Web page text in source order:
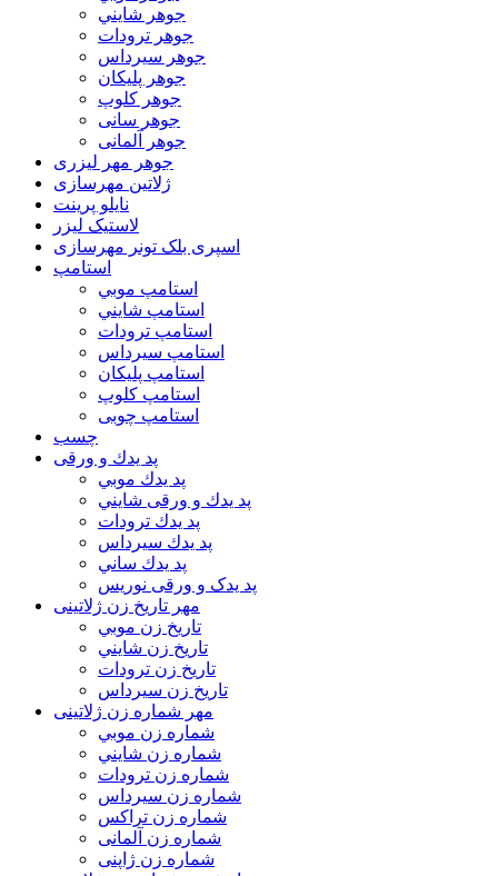
جوهر شايني
جوهر ترودات
جوهر سيرداس
جوهر پلیکان
جوهر کلوپ
جوهر سانی
جوهر آلمانی
جوهر مهر لیزری
ژلاتين مهرسازی
نایلو پرینت
لاستیک لیزر
اسپری بلک تونر مهرسازی
استامپ
استامپ موبي
استامپ شايني
استامپ ترودات
استامپ سيرداس
استامپ پلیکان
استامپ کلوپ
استامپ چوبی
چسب
پد يدك و ورقی
پد يدك موبي
پد يدك و ورقی شايني
پد يدك ترودات
پد يدك سيرداس
پد يدك ساني
پد یدک و ورقی نوریس
مهر تاريخ زن ژلاتینی
تاريخ زن موبي
تاريخ زن شايني
تاريخ زن ترودات
تاريخ زن سيرداس
مهر شماره زن ژلاتینی
شماره زن موبي
شماره زن شايني
شماره زن ترودات
شماره زن سيرداس
شماره زن تراکس
شماره زن آلمانی
شماره زن ژاپنی